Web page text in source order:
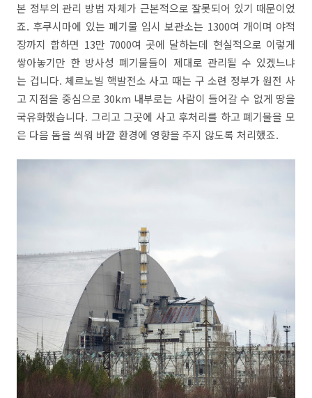
본 정부의 관리 방법 자체가 근본적으로 잘못되어 있기 때문이었
죠. 후쿠시마에 있는 폐기물 임시 보관소는 1300여 개이며 야적
장까지 합하면 13만 7000여 곳에 달하는데 현실적으로 이렇게
쌓아놓기만 한 방사성 폐기물들이 제대로 관리될 수 있겠느냐
는 겁니다. 체르노빌 핵발전소 사고 때는 구 소련 정부가 원전 사
고 지점을 중심으로 30km 내부로는 사람이 들어갈 수 없게 땅을
국유화했습니다. 그리고 그곳에 사고 후처리를 하고 폐기물을 모
은 다음 돔을 씌워 바깥 환경에 영향을 주지 않도록 처리했죠.